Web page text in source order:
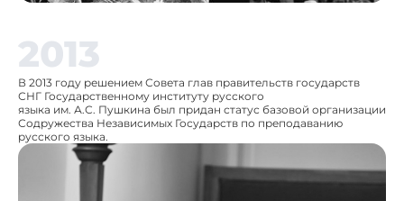
2013
В 2013 году решением Совета глав правительств государств
СНГ Государственному институту русского
языка им. А.С. Пушкина был придан статус базовой организации
Содружества Независимых Государств по преподаванию
русского языка.